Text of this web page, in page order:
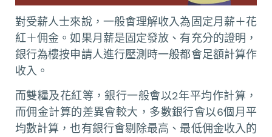
對受薪人士來說，一般會理解收入為固定月薪＋花
紅＋佣金。如果月薪是固定發放、有充分的證明，
銀行為樓按申請人進行壓測時一般都會足額計算作
收入。
而雙糧及花紅等，銀行一般會以2年平均作計算，
而佣金計算的差異會較大，多數銀行會以6個月平
均數計算，也有銀行會剔除最高、最低佣金收入的